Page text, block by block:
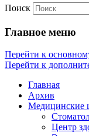
Поиск
Главное меню
Перейти к
Перейти к
Главная
Архив
Медицинские
Центр